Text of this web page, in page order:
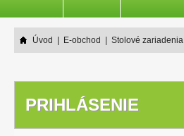
Úvod E-obchod Stolové zariadenia
PRIHLÁSENIE